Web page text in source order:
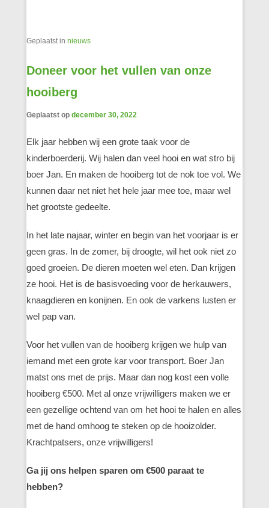
Geplaatst in nieuws
Doneer voor het vullen van onze
hooiberg
Geplaatst op december 30, 2022
Elk jaar hebben wij een grote taak voor de
kinderboerderij. Wij halen dan veel hooi en wat stro bij
boer Jan. En maken de hooiberg tot de nok toe vol. We
kunnen daar net niet het hele jaar mee toe, maar wel
het grootste gedeelte.
In het late najaar, winter en begin van het voorjaar is er
geen gras. In de zomer, bij droogte, wil het ook niet zo
goed groeien. De dieren moeten wel eten. Dan krijgen
ze hooi. Het is de basisvoeding voor de herkauwers,
knaagdieren en konijnen. En ook de varkens lusten er
wel pap van.
Voor het vullen van de hooiberg krijgen we hulp van
iemand met een grote kar voor transport. Boer Jan
matst ons met de prijs. Maar dan nog kost een volle
hooiberg €500. Met al onze vrijwilligers maken we er
een gezellige ochtend van om het hooi te halen en alles
met de hand omhoog te steken op de hooizolder.
Krachtpatsers, onze vrijwilligers!
Ga jij ons helpen sparen om €500 paraat te
hebben?